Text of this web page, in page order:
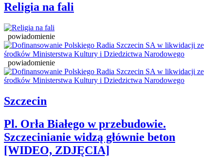
Religia na fali
powiadomienie
powiadomienie
Szczecin
Pl. Orła Białego w przebudowie.
Szczecinianie widzą głównie beton
[WIDEO, ZDJĘCIA]